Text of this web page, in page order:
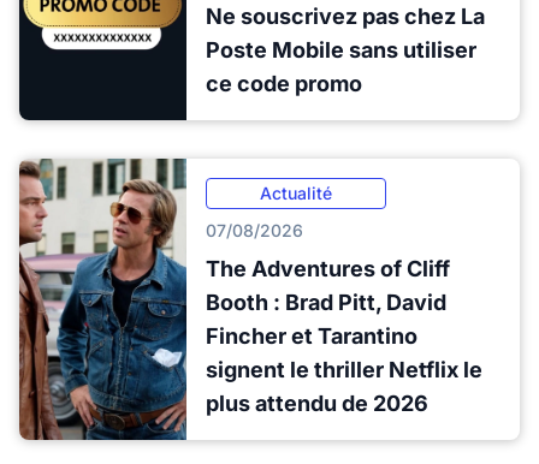
Ne souscrivez pas chez La
Poste Mobile sans utiliser
ce code promo
Actualité
07/08/2026
The Adventures of Cliff
Booth : Brad Pitt, David
Fincher et Tarantino
signent le thriller Netflix le
plus attendu de 2026